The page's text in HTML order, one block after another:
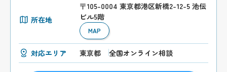
所在地
〒105-0004 東京都港区新橋2-12-5 池伝
ビル5階
MAP
対応エリア 東京都 全国オンライン相談